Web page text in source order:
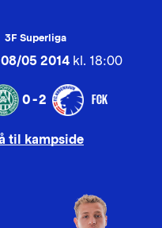
3F Superliga
05 2014 kl. 18:00
0-2 FCK
til kampside